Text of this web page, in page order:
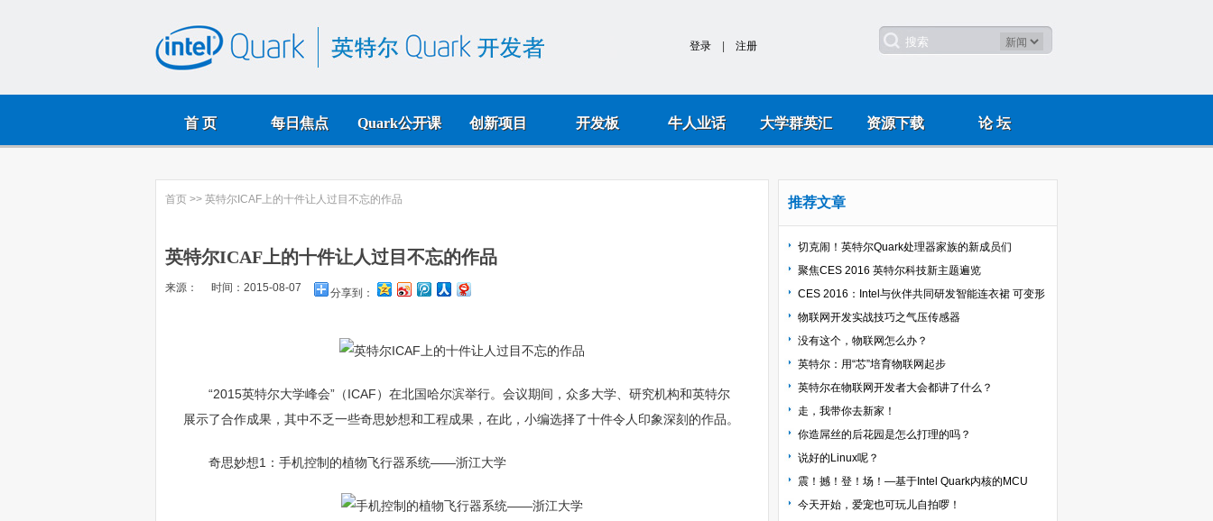
首 页 每日焦点 Quark公开课 创新项目 开发板 牛人业话 大学群英汇 资源下载 论 坛
首页 >> 英特尔ICAF上的十件让人过目不忘的作品
英特尔ICAF上的十件让人过目不忘的作品
来源： 时间：2015-08-07 分享到：
“2015英特尔大学峰会”（ICAF）在北国哈尔滨举行。会议期间，众多大学、研究机构和英特尔
展示了合作成果，其中不乏一些奇思妙想和工程成果，在此，小编选择了十件令人印象深刻的作品。
奇思妙想1：手机控制的植物飞行器系统——浙江大学
推荐文章
切克闹！英特尔Quark处理器家族的新成员们
聚焦CES 2016 英特尔科技新主题遍览
CES 2016：Intel与伙伴共同研发智能连衣裙 可变形
物联网开发实战技巧之气压传感器
没有这个，物联网怎么办？
英特尔：用“芯”培育物联网起步
英特尔在物联网开发者大会都讲了什么？
走，我带你去新家！
你造屌丝的后花园是怎么打理的吗？
说好的Linux呢？
震！撼！登！场！—基于Intel Quark内核的MCU
今天开始，爱宠也可玩儿自拍啰！